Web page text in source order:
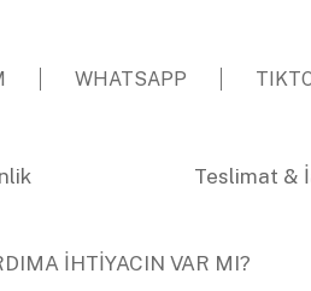
WHATSAPP
Teslimat &
İHTİYACIN VAR MI?